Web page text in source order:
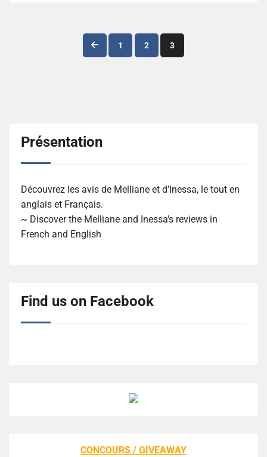
Navigation
1 2 3
Présentation
Découvrez les avis de Melliane et d'Inessa, le tout en
anglais et Français.
~ Discover the Melliane and Inessa's reviews in
French and English
Find us on Facebook
CONCOURS / GIVEAWAY